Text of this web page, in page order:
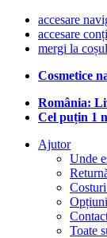
accesare
accesare
mergi la
Cosmetice
România:
Cel puțin 1
Ajutor
Unde
Toate